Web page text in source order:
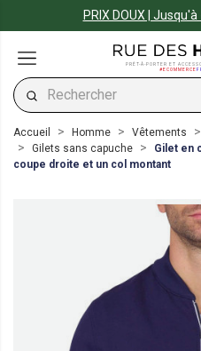
PRIX DOUX |
PRÊT-À-PORTER ET
#ECOMMERCE
Accueil Homme Vêtements
Gilets sans capuche
Gilet en
coupe droite et un col montant